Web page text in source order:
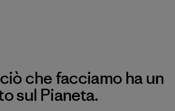
che facciamo ha un
sul Pianeta.